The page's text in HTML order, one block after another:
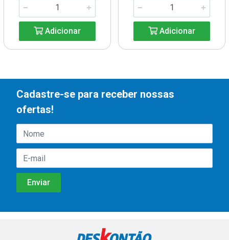
Adicionar Adicionar
Cadastre-se para receber nossas
ofertas!